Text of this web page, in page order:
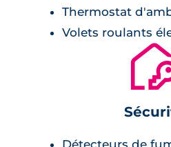
Thermostat
Volets roulants
Détecteurs de